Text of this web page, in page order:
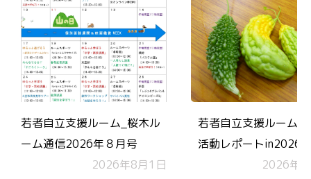
若者自立支援ルーム_桜木ル
ーム通信2026年８月号
2026年8月1日
若者自立支援ルーム
活動レポートin2026.7
2026年7